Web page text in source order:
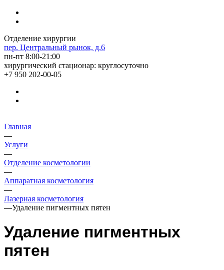
Отделение хирургии
пер. Центральный рынок, д.6
пн-пт 8:00-21:00
хирургический стационар: круглосуточно
+7 950 202-00-05
Главная
—
Услуги
—
Отделение косметологии
—
Аппаратная косметология
—
Лазерная косметология
—Удаление пигментных пятен
Удаление пигментных
пятен